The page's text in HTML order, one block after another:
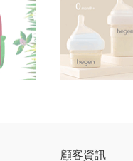
顧客資訊